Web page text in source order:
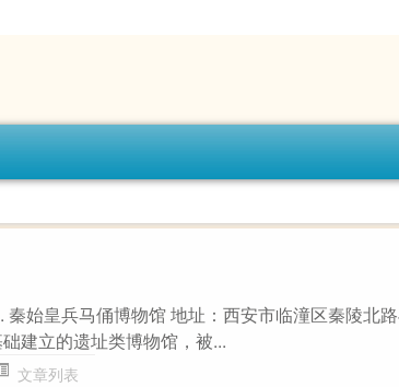
始皇兵马俑博物馆 地址：西安市临潼区秦陵北
建立的遗址类博物馆，被...
文章列表